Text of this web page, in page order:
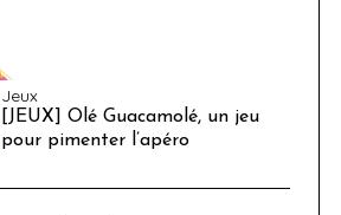
Jeux
[JEUX] Olé Guacamolé, un jeu
pour pimenter l’apéro